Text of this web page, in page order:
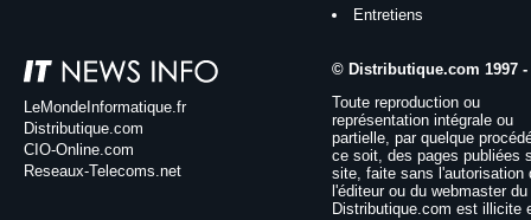
Entretiens
LeMondeInformatique.fr
Distributique.com
CIO-Online.com
Reseaux-Telecoms.net
© Distributique.com 1997 -
Toute reproduction ou
représentation intégrale ou
partielle, par quelque
ce soit, des pages publiées
site, faite sans l'autorisation
l'éditeur ou du webmaster
Distributique.com est illicite